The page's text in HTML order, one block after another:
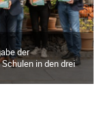
der
in den drei